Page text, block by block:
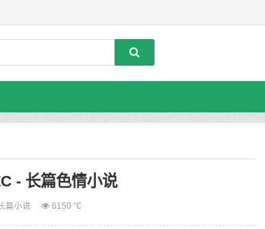
- 长篇色情小说
篇小说 6150 ℃